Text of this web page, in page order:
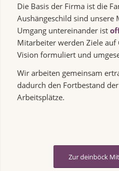
Die Basis der Firma ist die
Aushängeschild sind unsere
Umgang untereinander ist
Mitarbeiter werden Ziele auf
Vision formuliert und
Wir arbeiten gemeinsam
dadurch den Fortbestand
Arbeitsplätze.
Zur deinböck